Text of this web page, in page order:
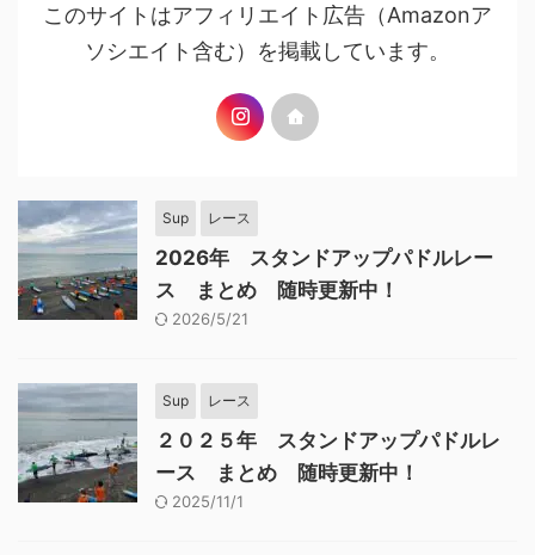
このサイトはアフィリエイト広告（Amazonア
ソシエイト含む）を掲載しています。
Sup レース
2026年 スタンドアップパドルレー
ス まとめ 随時更新中！
2026/5/21
Sup レース
２０２５年 スタンドアップパドルレ
ース まとめ 随時更新中！
2025/11/1